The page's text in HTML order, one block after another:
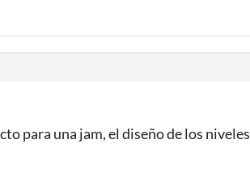
para una jam, el diseño de los niveles